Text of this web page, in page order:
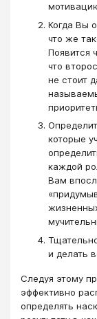
Когда Вы
что же
Появится
что
не стоит
которые
каждой
Вам
и делать
Следуя этому
эффективно
определять